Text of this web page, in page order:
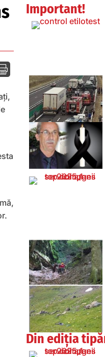
Important!
Din ediția